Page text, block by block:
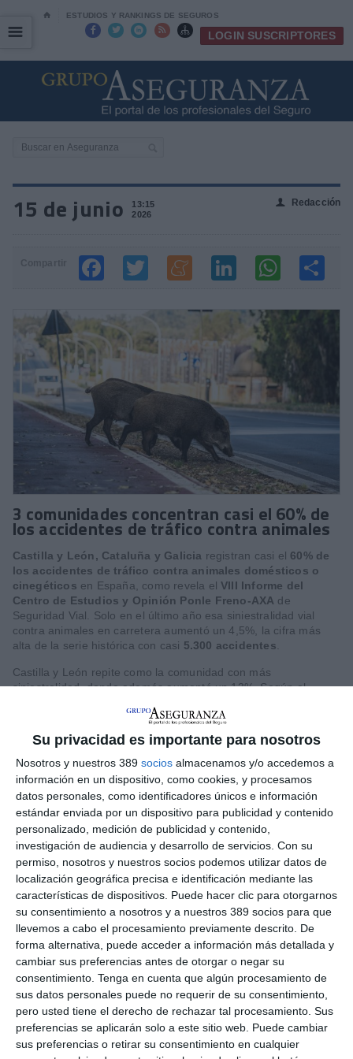
Su privacidad es importante para nosotros
Nosotros y nuestros 389 socios almacenamos y/o accedemos a
información en un dispositivo, como cookies, y procesamos
datos personales, como identificadores únicos e información
estándar enviada por un dispositivo para publicidad y contenido
personalizado, medición de publicidad y contenido,
investigación de audiencia y desarrollo de servicios. Con su
permiso, nosotros y nuestros socios podemos utilizar datos de
localización geográfica precisa e identificación mediante las
características de dispositivos. Puede hacer clic para otorgarnos
su consentimiento a nosotros y a nuestros 389 socios para que
llevemos a cabo el procesamiento previamente descrito. De
forma alternativa, puede acceder a información más detallada y
cambiar sus preferencias antes de otorgar o negar su
consentimiento. Tenga en cuenta que algún procesamiento de
sus datos personales puede no requerir de su consentimiento,
pero usted tiene el derecho de rechazar tal procesamiento. Sus
preferencias se aplicarán solo a este sitio web. Puede cambiar
sus preferencias o retirar su consentimiento en cualquier
⌂ ESTUDIOS Y RANKINGS DE SEGUROS
     LOGIN SUSCRIPTORES
☰
☰
15 de junio
13:15
2026
👤 Redacción
3 comunidades concentran casi el 60% de
los accidentes de tráfico contra animales
Castilla y León, Cataluña y Galicia registran casi el 60% de
los accidentes de tráfico contra animales domésticos o
cinegéticos en España, como revela elVIII Informe del
Centro de Estudios y Opinión Ponle Freno-AXA de
Seguridad Vial. Solo en el último año esa siniestralidad vial
contra animales en carretera aumentó un 4,5%, la cifra más
alta de la serie histórica con casi 5.300 accidentes
Castilla y León repite como la comunidad con más
siniestralidad, donde además aumentó un 13%. Según el
conductores (57% de esos accidentes), seguido del jabalí
(27%) y el ciervo (6%). Burgos y León son las dos provincias
castellanoleonesas con mayor número de accidentes. En
cuanto a Cataluña, sube a la segunda posición tras registrar un
incremento del 21% en el número de accidentes, con el jabalí
como la mayor amenaza (67%). Las provincias de Barcelona,
Lleida y Girona forman parte del TOP10 con mayor número de
accidentes contra animales. Y en Galicia, donde aumentó la
siniestralidad un 2,7% en 2025, "muestra un patrón muy similar
al de Cataluña. Aquí también, el jabalí, responsable del 67% de
los accidentes, es la principal amenaza para los conductores
gallegos".
ParaJosep Alfonso, presidente del Centro de Estudios y
Opinión Ponle Freno-AXA de Seguridad Vial, "desde la
pandemia de Covid los accidentes de tráfico contra animales
no han dejado de crecer en toda España. Por ese motivo no
podemos bajar la guardia ni dejar se insistir en la importancia
de extremar la precaución, especialmente en zonas
señalizadas por peligro de animales sueltos, en las
proximidades de cotos o espacios naturales con proliferación
de fauna".
Si quiere recibir diariamente y GRATIS noticias como